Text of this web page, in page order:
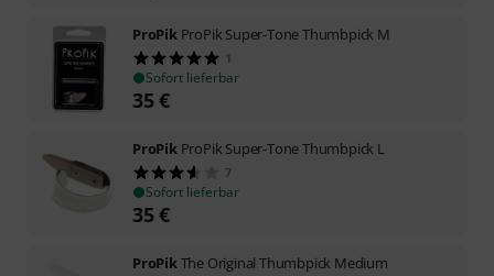
ProPik ProPik Super-Tone Thumbpick M
1
Sofort lieferbar
35€
ProPik ProPik Super-Tone Thumbpick L
7
Sofort lieferbar
35€
ProPikThe Original Thumbpick Medium